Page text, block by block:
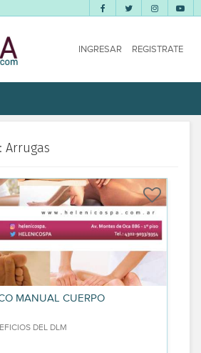
INGRESAR REGISTRATE
Arrugas
MANUAL CUERPO
DEL DLM